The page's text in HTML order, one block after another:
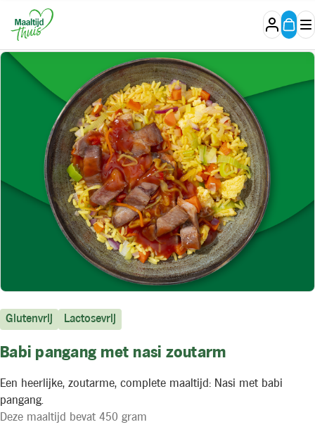
Glutenvrij Lactosevrij
Babi pangang met nasi zoutarm
Een heerlijke, zoutarme, complete maaltijd: Nasi met babi
pangang.
Deze maaltijd bevat 450 gram